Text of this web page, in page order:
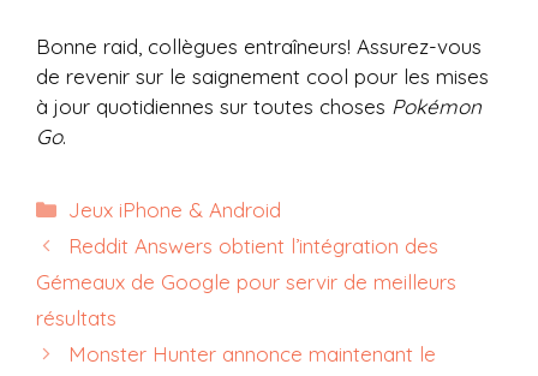
Bonne raid, collègues entraîneurs! Assurez-vous
de revenir sur le saignement cool pour les mises
à jour quotidiennes sur toutes choses Pokémon
Go.
Catégories
Jeux iPhone & Android
Reddit Answers obtient l’intégration des
Gémeaux de Google pour servir de meilleurs
résultats
Monster Hunter annonce maintenant le